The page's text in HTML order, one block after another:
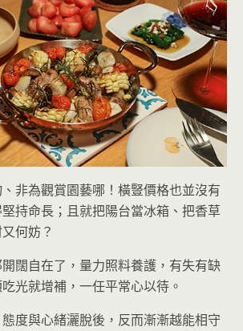
非為觀賞園藝哪！橫豎價格也並沒有
持命長；且就把陽台當冰箱、把香草
何妨？
闊自在了，量力照料養護，有失有缺
光就增補，一任平常心以待。
度與心緒灑脫後，反而漸漸越能相守